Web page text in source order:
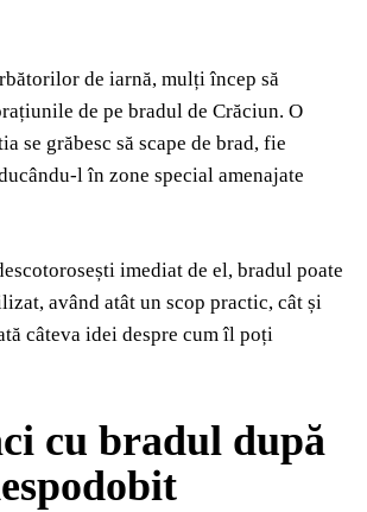
de iarnă, mulți încep să
de pe bradul de Crăciun. O
se grăbesc să scape de brad, fie
l în zone special amenajate
imediat de el, bradul poate
având atât un scop practic, cât și
câteva idei despre cum îl poți
cu bradul după